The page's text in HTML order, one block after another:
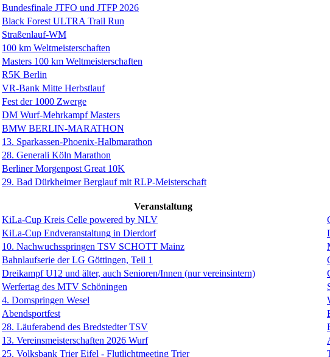
Bundesfinale JTFO und JTFP 2026
Black Forest ULTRA Trail Run
Straßenlauf-WM
100 km Weltmeisterschaften
Masters 100 km Weltmeisterschaften
R5K Berlin
VR-Bank Mitte Herbstlauf
Fest der 1000 Zwerge
DM Wurf-Mehrkampf Masters
BMW BERLIN-MARATHON
13. Sparkassen-Phoenix-Halbmarathon
28. Generali Köln Marathon
Berliner Morgenpost Great 10K
29. Bad Dürkheimer Berglauf mit RLP-Meisterschaft
Veranstaltung
KiLa-Cup Kreis Celle powered by NLV
KiLa-Cup Endveranstaltung in Dierdorf
10. Nachwuchsspringen TSV SCHOTT Mainz
Bahnlaufserie der LG Göttingen, Teil 1
Dreikampf U12 und älter, auch Senioren/Innen (nur vereinsintern)
Werfertag des MTV Schöningen
4. Domspringen Wesel
Abendsportfest
28. Läuferabend des Bredstedter TSV
13. Vereinsmeisterschaften 2026 Wurf
25. Volksbank Trier Eifel - Flutlichtmeeting Trier